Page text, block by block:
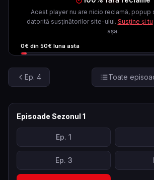
Acest player nu are nicio reclamă,
datorită susținătorilor site-ului. Susține și tu
așa.
0€ din 50€ luna asta
Ep. 4 Toate
Episoade Sezonul 1
Ep. 1
Ep. 3